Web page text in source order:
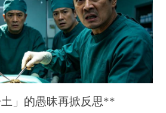
」的愚昧再掀反思**